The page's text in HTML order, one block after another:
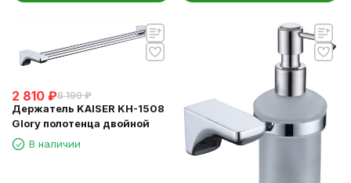
2 810 ₽6 190 ₽
Держатель KAISER KH-1508
Glory полотенца двойной
В наличии